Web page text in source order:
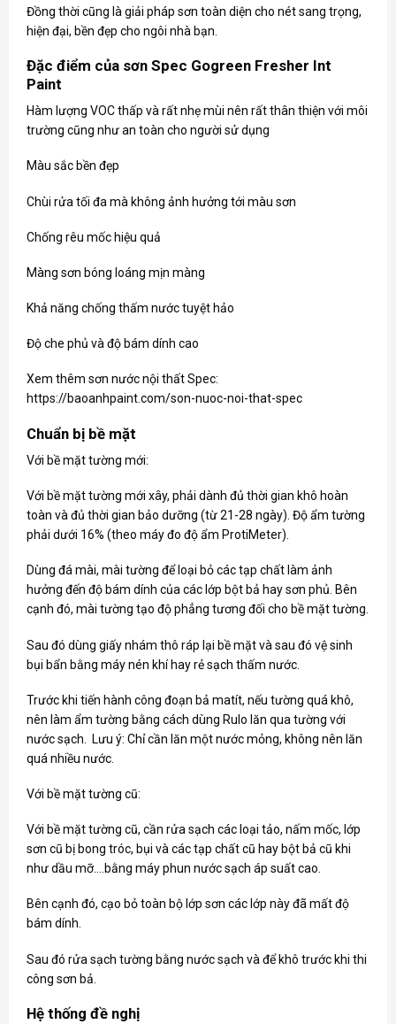
Đồng thời cũng là giải pháp sơn toàn diện cho nét sang trọng,
hiện đại, bền đẹp cho ngôi nhà bạn.
Đặc điểm của sơn Spec Gogreen Fresher Int
Paint
Hàm lượng VOC thấp và rất nhẹ mùi nên rất thân thiện với môi
trường cũng như an toàn cho người sử dụng
Màu sắc bền đẹp
Chùi rửa tối đa mà không ảnh hưởng tới màu sơn
Chống rêu mốc hiệu quả
Màng sơn bóng loáng mịn màng
Khả năng chống thấm nước tuyệt hảo
Độ che phủ và độ bám dính cao
Xem thêm sơn nước nội thất Spec:
https://baoanhpaint.com/son-nuoc-noi-that-spec
Chuẩn bị bề mặt
Với bề mặt tường mới:
Với bề mặt tường mới xây, phải dành đủ thời gian khô hoàn
toàn và đủ thời gian bảo dưỡng (từ 21-28 ngày). Độ ẩm tường
phải dưới 16% (theo máy đo độ ẩm ProtiMeter).
Dùng đá mài, mài tường để loại bỏ các tạp chất làm ảnh
hưởng đến độ bám dính của các lớp bột bả hay sơn phủ. Bên
cạnh đó, mài tường tạo độ phẳng tương đối cho bề mặt tường.
Sau đó dùng giấy nhám thô ráp lại bề mặt và sau đó vệ sinh
bụi bẩn bằng máy nén khí hay rẻ sạch thấm nước.
Trước khi tiến hành công đoạn bả matít, nếu tường quá khô,
nên làm ẩm tường bằng cách dùng Rulo lăn qua tường với
nước sạch. Lưu ý: Chỉ cần lăn một nước mỏng, không nên lăn
quá nhiều nước.
Với bề mặt tường cũ:
Với bề mặt tường cũ, cần rửa sạch các loại tảo, nấm mốc, lớp
sơn cũ bị bong tróc, bụi và các tạp chất cũ hay bột bả cũ khi
như dầu mỡ….bằng máy phun nước sạch áp suất cao.
Bên cạnh đó, cạo bỏ toàn bộ lớp sơn các lớp này đã mất độ
bám dính.
Sau đó rửa sạch tường bằng nước sạch và để khô trước khi thi
công sơn bả.
Hệ thống đề nghị